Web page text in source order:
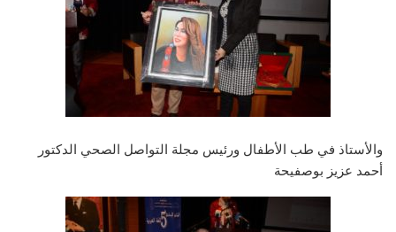
والأستاذ في طب الأطفال ورئيس مجلة التواصل الصحي الدكتور
أحمد عزيز بوصفيحة